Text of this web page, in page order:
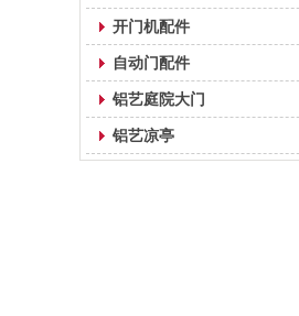
开门机配件
自动门配件
铝艺庭院大门
铝艺凉亭